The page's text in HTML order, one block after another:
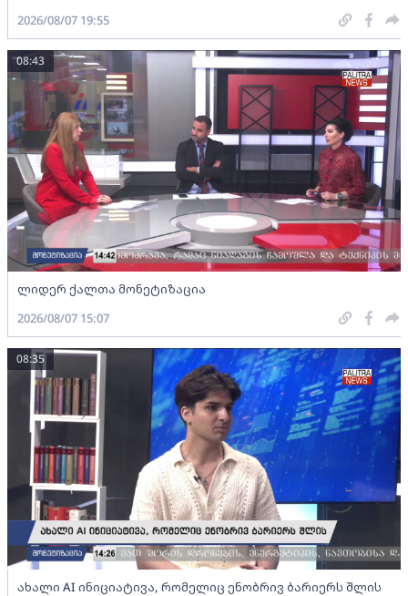
2026/08/07 19:55
ლიდერ ქალთა მონეტიზაცია
08:43
2026/08/07 15:07
ახალი AI ინიციატივა, რომელიც ენობრივ ბარიერს შლის
08:35